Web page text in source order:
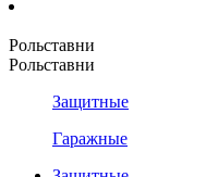
Рольставни
Рольставни
Защитные
Гаражные